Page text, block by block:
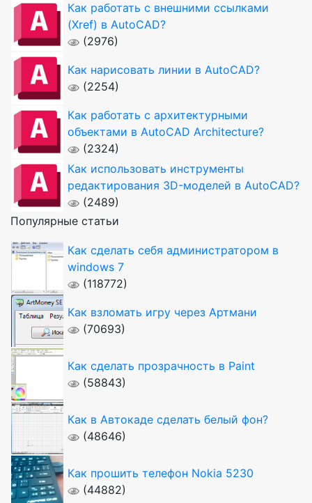
Как работать с внешними ссылками
(Xref) в AutoCAD?
(2976)
Как нарисовать линии в AutoCAD?
(2254)
Как работать с архитектурными
объектами в AutoCAD Architecture?
(2324)
Как использовать инструменты
редактирования 3D-моделей в AutoCAD?
(2489)
Популярные статьи
Как сделать себя администратором в
windows 7
(118772)
Как взломать игру через Артмани
(70693)
Как сделать прозрачность в Paint
(58843)
Как в Автокаде сделать белый фон?
(48646)
Как прошить телефон Nokia 5230
(44882)